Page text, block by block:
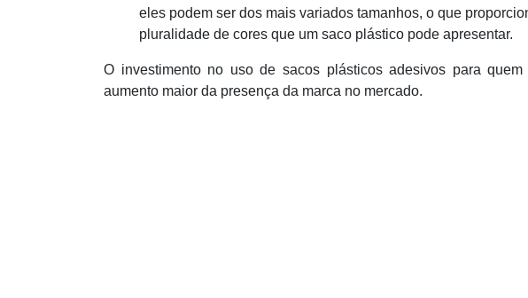
eles podem ser dos mais variados tamanhos, o que
pluralidade de cores que um saco plástico pode apresentar.
O investimento no uso de sacos plásticos adesivos para
aumento maior da presença da marca no mercado.